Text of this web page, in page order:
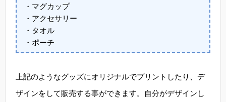
・マグカップ
・アクセサリー
・タオル
・ポーチ
上記のようなグッズにオリジナルでプリントしたり、デ
ザインをして販売する事ができます。自分がデザインし